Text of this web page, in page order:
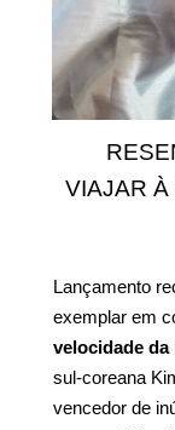
VIAJAR À
Lançamento
exemplar em
velocidade da
sul-coreana
vencedor de